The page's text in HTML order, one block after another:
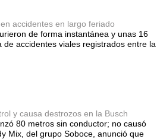
accidentes en largo feriado
de forma instantánea y unas 16
de accidentes viales registrados entre la
y causa destrozos en la Busch
80 metros sin conductor; no causó
Mix, del grupo Soboce, anunció que